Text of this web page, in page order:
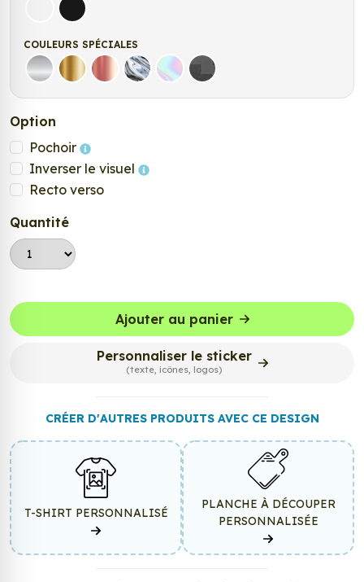
Blanc matNoir mat
COULEURS SPÉCIALES
Argent Or Rose Gold
ChromeHolographique
Carbone Noir
Option
Pochoir
Inverser le visuel
Recto verso
Quantité
Ajouter au panier
Personnaliser le sticker
(texte, icônes, logos)
CRÉER D'AUTRES PRODUITS AVEC CE DESIGN
T-SHIRT PERSONNALISÉ
PLANCHE À DÉCOUPER
PERSONNALISÉE